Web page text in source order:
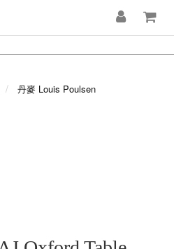
丹麥 Louis Poulsen